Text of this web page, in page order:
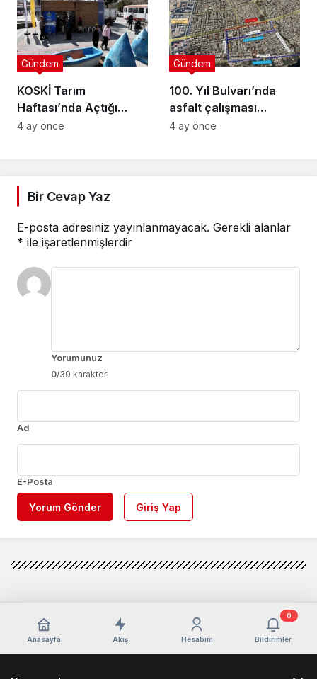
KOSKİ Tarım
Haftası’nda Açtığı
Stantta Su Tasarrufu
Gündem
4 ay önce
100. Yıl Bulvarı’nda
asfalt çalışması
gerçekleştirilecek
Gündem
4 ay önce
Bir Cevap Yaz
E-posta adresiniz yayınlanmayacak. Gerekli alanlar
* ile işaretlenmişlerdir
Yorumunuz
0/30 karakter
Ad
E-Posta
Yorum Gönder Giriş Yap
Anasayfa Akış Hesabım Bildirimler
0